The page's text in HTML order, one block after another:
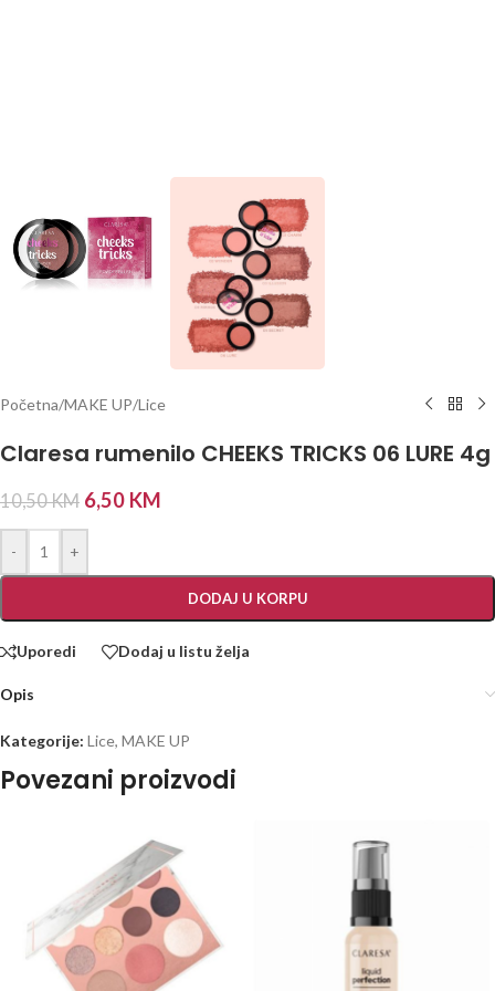
Početna/MAKE UP/Lice
Claresa rumenilo CHEEKS TRICKS 06 LURE 4g
10,50KM 6,50 KM
- +
DODAJ U KORPU
Uporedi Dodaj u listu želja
Opis
Kategorije: Lice, MAKE UP
Povezani proizvodi